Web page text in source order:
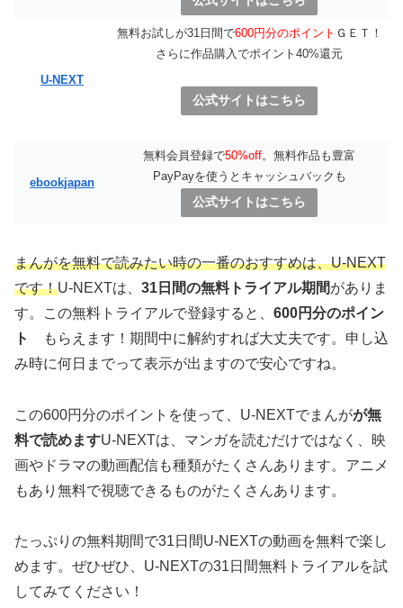
U-NEXT
無料お試しが31日間で600円分のポイント ＧＥＴ！
さらに作品購入でポイント40%還元
公式サイトはこちら
ebookjapan
無料会員登録で50%off。無料作品も豊富
PayPayを使うとキャッシュバックも
公式サイトはこちら
まんがを無料で読みたい時の一番のおすすめは、U-NEXT
です！U-NEXTは、 31日間の無料トライアル期間がありま
す。この無料トライアルで登録すると、 600円分のポイン
ト
もらえます！期間中に解約すれば大丈夫です。申し込
み時に何日までって表示が出ますので安心ですね。
この600円分のポイントを使って、U-NEXTでまんがが無
料で読めますU-NEXTは、マンガを読むだけではなく、映
画やドラマの動画配信も種類がたくさんあります。アニメ
もあり無料で視聴できるものがたくさんあります。
たっぷりの無料期間で31日間U-NEXTの動画を無料で楽し
めます。ぜひぜひ、U-NEXTの31日間無料トライアルを試
してみてください！